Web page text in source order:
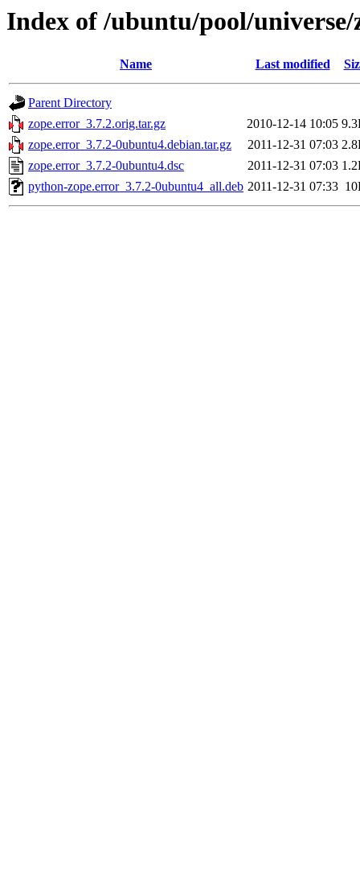
Index of /ubuntu/pool/universe/
Name Last modified
Parent Directory
zope.error_3.7.2.orig.tar.gz
2010-12-14 10:05
zope.error_3.7.2-0ubuntu4.debian.tar.gz
2011-12-31 07:03
zope.error_3.7.2-0ubuntu4.dsc
2011-12-31 07:03
python-zope.error_3.7.2-0ubuntu4_all.deb 2011-12-31 07:33